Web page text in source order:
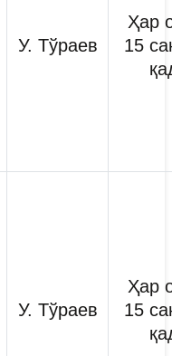
У. Тўраев
Ҳар
15
У. Тўраев
Ҳар
15